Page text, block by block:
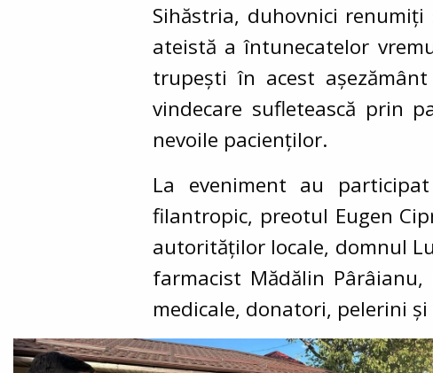
Sihăstria, duhovnici
ateistă a întunecatelor
trupești în acest
vindecare sufletească prin
nevoile pacienților.
La eveniment au
filantropic, preotul Eugen
autorităților locale, domnul
farmacist Mădălin
medicale, donatori, pelerini